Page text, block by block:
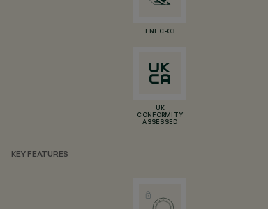
ENEC-03
UK
CONFORMITY
ASSESSED
KEY FEATURES